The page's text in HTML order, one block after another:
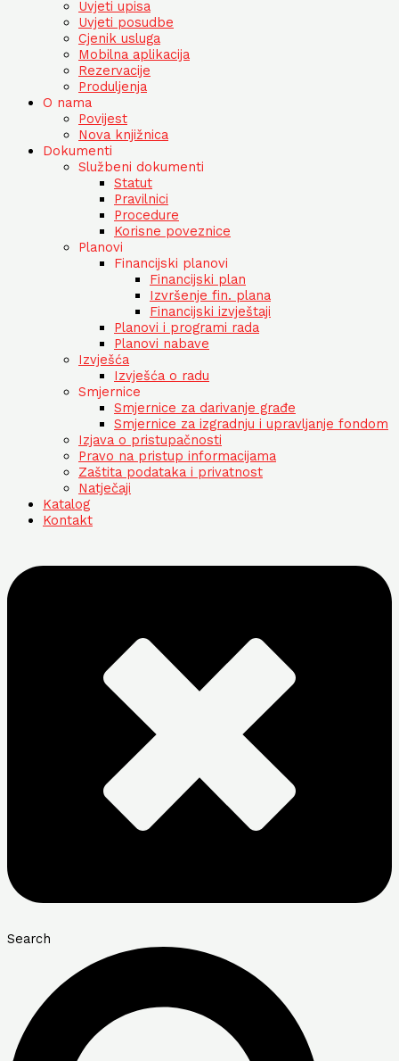
Uvjeti upisa
Uvjeti posudbe
Cjenik usluga
Mobilna aplikacija
Rezervacije
Produljenja
O nama
Povijest
Nova knjižnica
Dokumenti
Službeni dokumenti
Statut
Pravilnici
Procedure
Korisne poveznice
Planovi
Financijski planovi
Financijski plan
Izvršenje fin. plana
Financijski izvještaji
Planovi i programi rada
Planovi nabave
Izvješća
Izvješća o radu
Smjernice
Smjernice za darivanje građe
Smjernice za izgradnju i upravljanje fondom
Izjava o pristupačnosti
Pravo na pristup informacijama
Zaštita podataka i privatnost
Natječaji
Katalog
Kontakt
Search